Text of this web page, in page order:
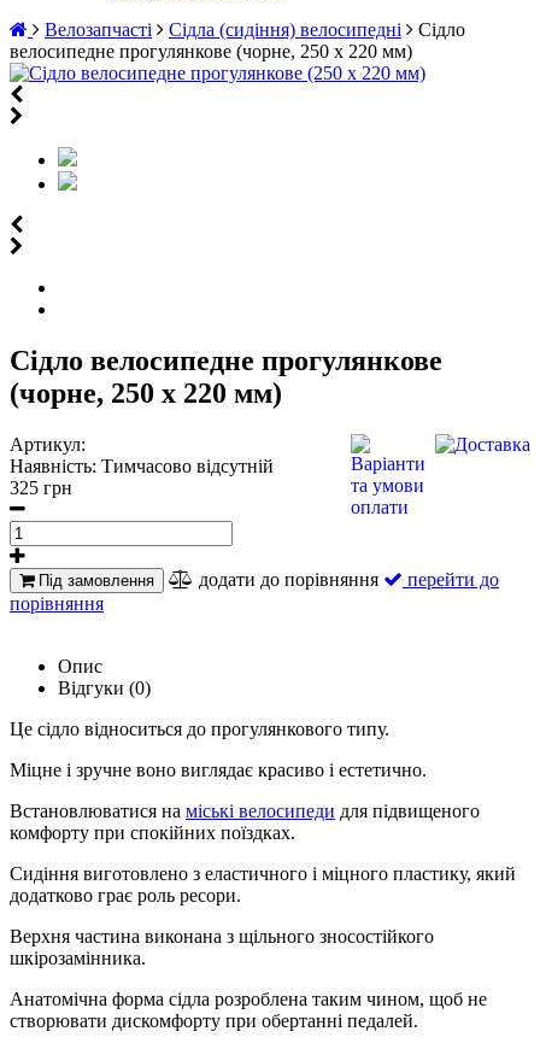
Велозапчасті
Сідла (сидіння) велосипедні
Сідло
велосипедне прогулянкове (чорне, 250 х 220 мм)
Сідло велосипедне прогулянкове
(чорне, 250 х 220 мм)
Артикул:
Наявність: Тимчасово відсутній
325 грн
Під замовлення додати до порівняння
перейти до
порівняння
Опис
Відгуки (0)
Це сідло відноситься до прогулянкового типу.
Міцне і зручне воно виглядає красиво і естетично.
Встановлюватися на міські велосипеди для підвищеного
комфорту при спокійних поїздках.
Сидіння виготовлено з еластичного і міцного пластику, який
додатково грає роль ресори.
Верхня частина виконана з щільного зносостійкого
шкірозамінника.
Анатомічна форма сідла розроблена таким чином, щоб не
створювати дискомфорту при обертанні педалей.